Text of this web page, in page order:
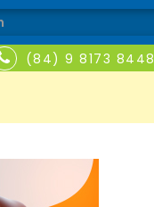
(84) 9 8173 8448